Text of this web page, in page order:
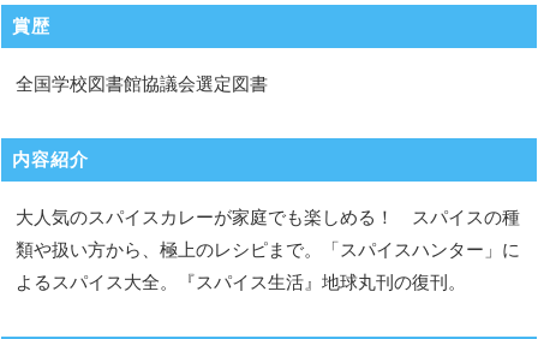
賞歴
全国学校図書館協議会選定図書
内容紹介
大人気のスパイスカレーが家庭でも楽しめる！ スパイスの種
類や扱い方から、極上のレシピまで。「スパイスハンター」に
よるスパイス大全。『スパイス生活』地球丸刊の復刊。